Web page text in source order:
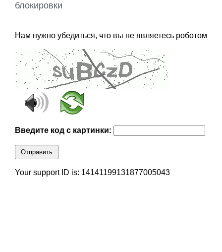
блокировки
Нам нужно убедиться, что вы не являетесь роботом
Введите код с картинки:
Отправить
Your support ID is: 14141199131877005043